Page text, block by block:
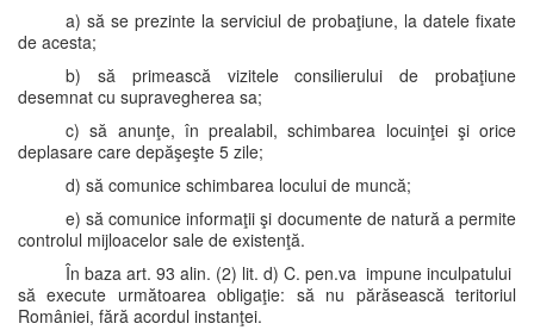
a) să se prezinte la serviciul de probaţiune, la datele fixate
de acesta;
b) să primească vizitele consilierului de probaţiune
desemnat cu supravegherea sa;
c) să anunţe, în prealabil, schimbarea locuinţei şi orice
deplasare care depăşeşte 5 zile;
d) să comunice schimbarea locului de muncă;
e) să comunice informaţii şi documente de natură a permite
controlul mijloacelor sale de existenţă.
În baza art. 93 alin. (2) lit. d) C. pen.va impune inculpatului
să execute următoarea obligaţie: să nu părăsească teritoriul
României, fără acordul instanţei.